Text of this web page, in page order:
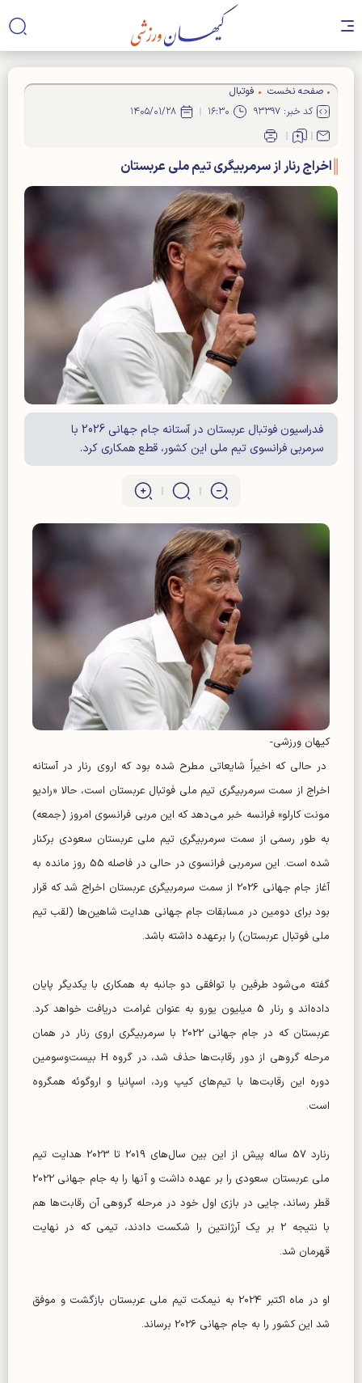
صفحه نخست
فوتبال
کد خبر: ۹۳۳۹۷
۱۶:۳۰ ۱۴۰۵/۰۱/۲۸
اخراج رنار از سرمربیگری تیم ملی عربستان
فدراسیون فوتبال عربستان در آستانه جام جهانی 2026 با
سرمربی فرانسوی تیم ملی این کشور، قطع همکاری کرد.
کیهان ورزشی-
در حالی که اخیراً شایعاتی مطرح شده بود که اروی رنار در آستانه
اخراج از سمت سرمربیگری تیم ملی فوتبال عربستان است، حالا «رادیو
مونت کارلو» فرانسه خبر می‌دهد که این مربی فرانسوی امروز (جمعه)
به طور رسمی از سمت سرمربیگری تیم ملی عربستان سعودی برکنار
شده است. این سرمربی فرانسوی در حالی در فاصله 55 روز مانده به
آغاز جام جهانی 2026 از سمت سرمربیگری عربستان اخراج شد که قرار
بود برای دومین در مسابقات جام جهانی هدایت شاهین‌ها (لقب تیم
ملی فوتبال عربستان) را برعهده داشته باشد.
گفته می‌شود طرفین با توافقی دو جانبه به همکاری با یکدیگر پایان
داده‌اند و رنار 5 میلیون یورو به عنوان غرامت دریافت خواهد کرد.
عربستان که در جام جهانی 2022 با سرمربیگری اروی رنار در همان
مرحله گروهی از دور رقابت‌ها حذف شد، در گروه H بیست‌وسومین
دوره این رقابت‌ها با تیم‌های کیپ ورد، اسپانیا و اروگوئه همگروه
است.
رنارد 57 ساله پیش از این بین سال‌های 2019 تا 2023 هدایت تیم
ملی عربستان سعودی را بر عهده داشت و آنها را به جام جهانی 2022
قطر رساند، جایی در بازی اول خود در مرحله گروهی آن رقابت‌ها هم
با نتیجه 2 بر یک آرژانتین را شکست دادند، تیمی که در نهایت
قهرمان شد.
او در ماه اکتبر 2024 به نیمکت تیم ملی عربستان بازگشت و موفق
شد این کشور را به جام جهانی 2026 برساند.